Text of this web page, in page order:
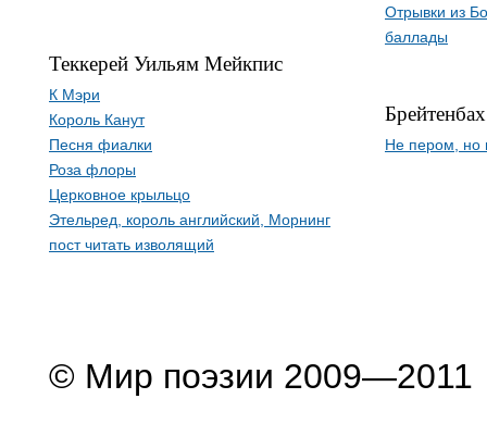
Теккерей Уильям Мейкпис
К Мэри
Король Канут
Песня фиалки
Роза флоры
Церковное крыльцо
Этельред, король английский, Морнинг
пост читать изволящий
Отрывки из
баллады
Не пером, но
© Мир поэзии 2009—2011